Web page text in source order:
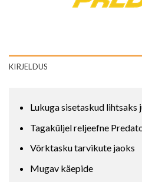
KIRJELDUS
Lukuga sisetaskud lihtsaks
Tagaküljel reljeefne
Võrktasku tarvikute jaoks
Mugav käepide